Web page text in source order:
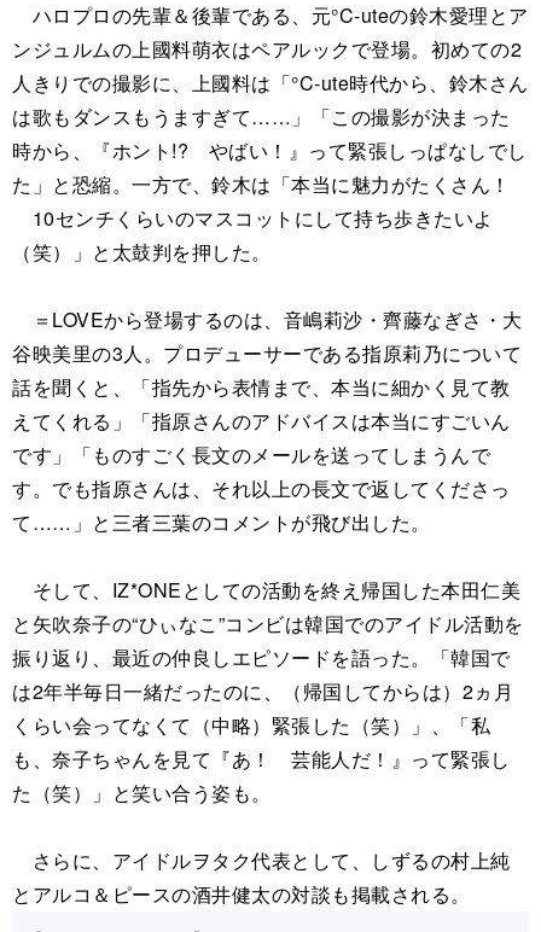
ハロプロの先輩＆後輩である、元°C-uteの鈴木愛理とア
ンジュルムの上國料萌衣はペアルックで登場。初めての2
人きりでの撮影に、上國料は「°C-ute時代から、鈴木さん
は歌もダンスもうますぎて……」「この撮影が決まった
時から、『ホント!? やばい！』って緊張しっぱなしでし
た」と恐縮。一方で、鈴木は「本当に魅力がたくさん！
10センチくらいのマスコットにして持ち歩きたいよ
（笑）」と太鼓判を押した。
＝LOVEから登場するのは、音嶋莉沙・齊藤なぎさ・大
谷映美里の3人。プロデューサーである指原莉乃について
話を聞くと、「指先から表情まで、本当に細かく見て教
えてくれる」「指原さんのアドバイスは本当にすごいん
です」「ものすごく長文のメールを送ってしまうんで
す。でも指原さんは、それ以上の長文で返してくださっ
て……」と三者三葉のコメントが飛び出した。
そして、IZ*ONEとしての活動を終え帰国した本田仁美
と矢吹奈子の“ひぃなこ”コンビは韓国でのアイドル活動を
振り返り、最近の仲良しエピソードを語った。「韓国で
は2年半毎日一緒だったのに、（帰国してからは）2ヵ月
くらい会ってなくて（中略）緊張した（笑）」、「私
も、奈子ちゃんを見て『あ！ 芸能人だ！』って緊張し
た（笑）」と笑い合う姿も。
さらに、アイドルヲタク代表として、しずるの村上純
とアルコ＆ピースの酒井健太の対談も掲載される。